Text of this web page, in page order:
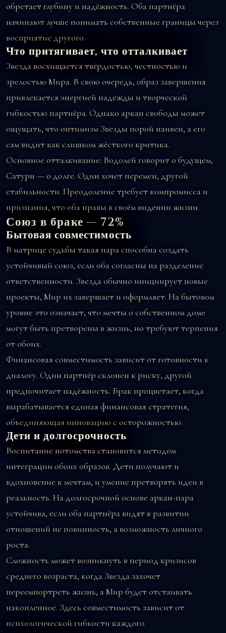
обретает глубину и надёжность. Оба партнёра
начинают лучше понимать собственные границы через
восприятие другого.
Что притягивает, что отталкивает
Звезда восхищается твёрдостью, честностью и
зрелостью Мира. В свою очередь, образ завершения
привлекается энергией надежды и творческой
гибкостью партнёра. Однако аркан свободы может
ощущать, что оптимизм Звезды порой наивен, а его
сам видит как слишком жёсткого критика.
Основное отталкивание: Водолей говорит о будущем,
Сатурн — о долге. Один хочет перемен, другой
стабильности. Преодоление требует компромисса и
признания, что оба правы в своём видении жизни.
Союз в браке — 72%
Бытовая совместимость
В матрице судьбы такая пара способна создать
устойчивый союз, если оба согласны на разделение
ответственности. Звезда обычно инициирует новые
проекты, Мир их завершает и оформляет. На бытовом
уровне это означает, что мечты о собственном доме
могут быть претворены в жизнь, но требуют терпения
от обоих.
Финансовая совместимость зависит от готовности к
диалогу. Один партнёр склонен к риску, другой
предпочитает надёжность. Брак процветает, когда
вырабатывается единая финансовая стратегия,
объединяющая инновацию с осторожностью.
Дети и долгосрочность
Воспитание потомства становится методом
интеграции обоих образов. Дети получают и
вдохновение к мечтам, и умение претворять идеи в
реальность. На долгосрочной основе аркан-пара
устойчива, если оба партнёра видят в развитии
отношений не повинность, а возможность личного
роста.
Сложность может возникнуть в период кризисов
среднего возраста, когда Звезда захочет
переемпортреть жизнь, а Мир будет отстаивать
накопленное. Здесь совместимость зависит от
психологической гибкости каждого.